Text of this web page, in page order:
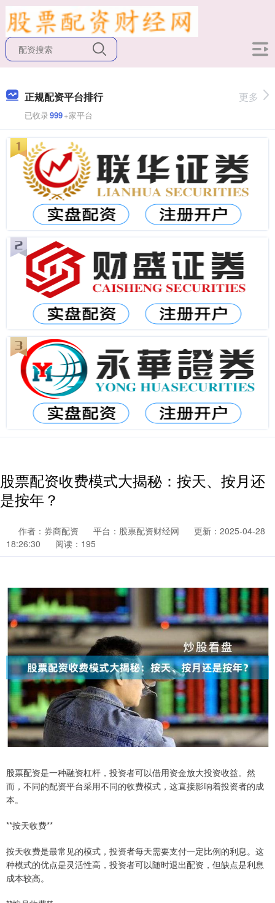
正规配资平台排行
已收录999+家平台
更多
股票配资收费模式大揭秘：按天、按月还
是按年？
作者：券商配资 平台：股票配资财经网
更新：2025-04-28
18:26:30
阅读：195
股票配资是一种融资杠杆，投资者可以借用资金放大投资收益。然
而，不同的配资平台采用不同的收费模式，这直接影响着投资者的成
本。
**按天收费**
按天收费是最常见的模式，投资者每天需要支付一定比例的利息。这
种模式的优点是灵活性高，投资者可以随时退出配资，但缺点是利息
成本较高。